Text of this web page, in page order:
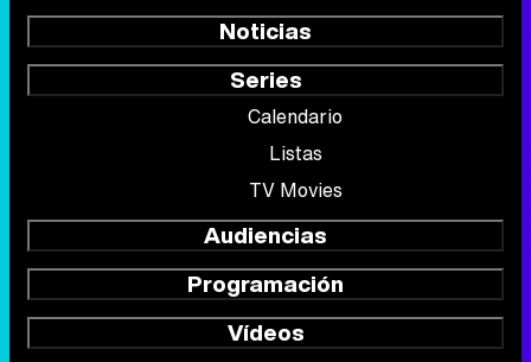
Noticias
Series
Calendario
Listas
TV Movies
Audiencias
Programación
Vídeos